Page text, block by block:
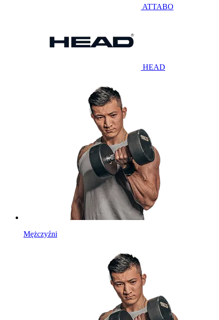
ATTABO
HEAD
Mężczyźni